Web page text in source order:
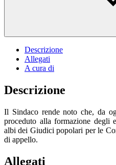
Descrizione
Allegati
A cura di
Descrizione
Il Sindaco rende noto che, da
proceduto alla formazione degli
albi dei Giudici popolari per le
di appello.
Allegati